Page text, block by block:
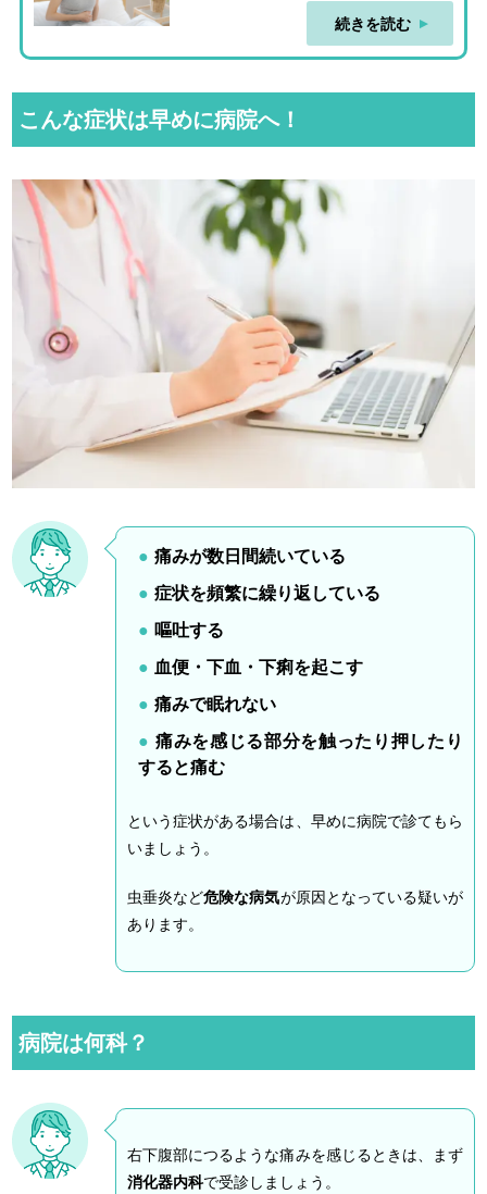
続きを読む
こんな症状は早めに病院へ！
痛みが数日間続いている
症状を頻繁に繰り返している
嘔吐する
血便・下血・下痢を起こす
痛みで眠れない
痛みを感じる部分を触ったり押したり
すると痛む
という症状がある場合は、早めに病院で診てもら
いましょう。
虫垂炎など危険な病気が原因となっている疑いが
あります。
病院は何科？
右下腹部につるような痛みを感じるときは、まず
消化器内科で受診しましょう。